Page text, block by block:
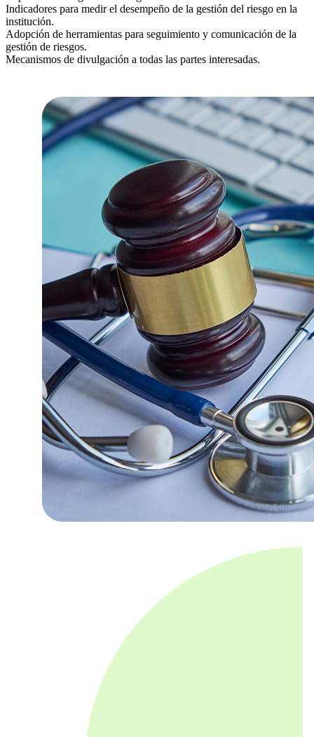
Indicadores para medir el desempeño de la gestión del riesgo en la
institución.
Adopción de herramientas para seguimiento y comunicación de la
gestión de riesgos.
Mecanismos de divulgación a todas las partes interesadas.